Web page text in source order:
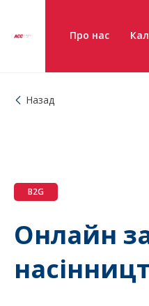
Про нас
Назад
B2G
Онлайн